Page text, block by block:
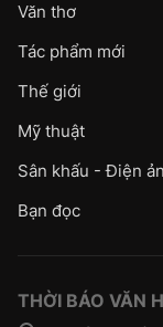
Văn thơ
Tác phẩm mới
Thế giới
Mỹ thuật
Sân khấu - Điện
Bạn đọc
THỜI BÁO VĂN